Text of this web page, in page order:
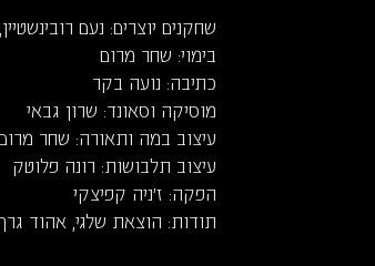
שחקנים יוצרים: נעם
בימוי: שחר מרום
כתיבה: נועה בקר
מוסיקה וסאונד: שרון גבאי
עיצוב במה ותאורה: שחר
עיצוב תלבושות: רונה פלוטק
הפקה: ז'ניה קפיצקי
תודות: הוצאת שלגי, אהוד